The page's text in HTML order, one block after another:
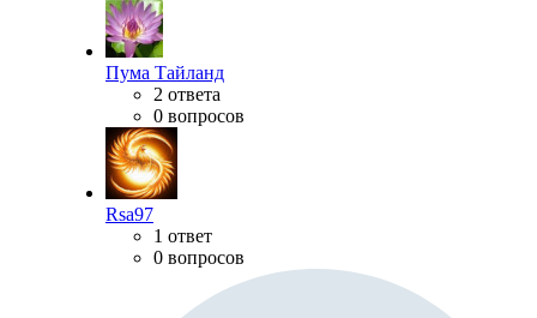
Пума Тайланд
2 ответа
0 вопросов
Rsa97
1 ответ
0 вопросов